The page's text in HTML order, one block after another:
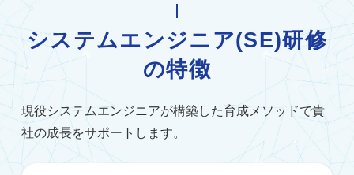
システムエンジニア(SE)研修
の特徴
現役システムエンジニアが構築した育成メソッドで貴
社の成長をサポートします。